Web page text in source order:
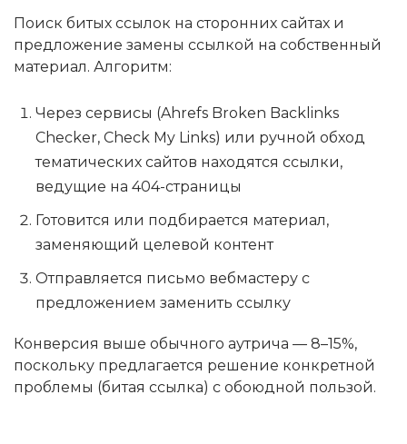
Поиск битых ссылок на сторонних сайтах и
предложение замены ссылкой на собственный
материал. Алгоритм:
Через сервисы (Ahrefs Broken Backlinks
Checker, Check My Links) или ручной обход
тематических сайтов находятся ссылки,
ведущие на 404-страницы
Готовится или подбирается материал,
заменяющий целевой контент
Отправляется письмо вебмастеру с
предложением заменить ссылку
Конверсия выше обычного аутрича — 8–15%,
поскольку предлагается решение конкретной
проблемы (битая ссылка) с обоюдной пользой.